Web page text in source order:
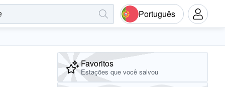
Português
Favoritos
Estações que você salvou